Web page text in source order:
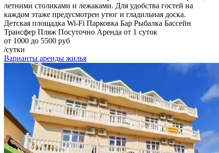
летними столиками и лежаками. Для удобства гостей на
каждом этаже предусмотрен утюг и гладильная доска.
Детская площадка Wi-Fi Парковка Бар Рыбалка Бассейн
Трансфер Пляж Посуточно Аренда от 1 суток
от 1000 до 5500 руб
/сутки
Варианты аренды жилья